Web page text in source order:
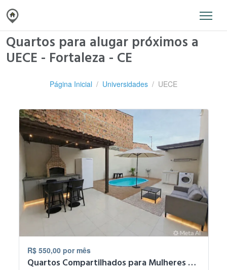
Quartos para alugar próximos a
UECE - Fortaleza - CE
Página Inicial Universidades UECE
R$ 550,00 por mês
Quartos Compartilhados para Mulheres prx UECE